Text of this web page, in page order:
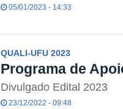
05/01/2023 - 14:33
QUALI-UFU 2023
Programa de
Divulgado Edital 2023
23/12/2022 - 09:48